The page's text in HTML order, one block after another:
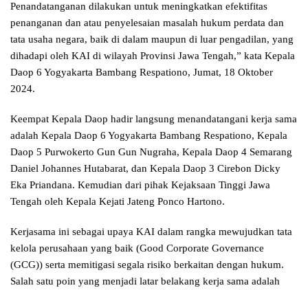
Penandatanganan dilakukan untuk meningkatkan efektifitas
penanganan dan atau penyelesaian masalah hukum perdata dan
tata usaha negara, baik di dalam maupun di luar pengadilan, yang
dihadapi oleh KAI di wilayah Provinsi Jawa Tengah,” kata Kepala
Daop 6 Yogyakarta Bambang Respationo, Jumat, 18 Oktober
2024.
Keempat Kepala Daop hadir langsung menandatangani kerja sama
adalah Kepala Daop 6 Yogyakarta Bambang Respationo, Kepala
Daop 5 Purwokerto Gun Gun Nugraha, Kepala Daop 4 Semarang
Daniel Johannes Hutabarat, dan Kepala Daop 3 Cirebon Dicky
Eka Priandana. Kemudian dari pihak Kejaksaan Tinggi Jawa
Tengah oleh Kepala Kejati Jateng Ponco Hartono.
Kerjasama ini sebagai upaya KAI dalam rangka mewujudkan tata
kelola perusahaan yang baik (Good Corporate Governance
(GCG)) serta memitigasi segala risiko berkaitan dengan hukum.
Salah satu poin yang menjadi latar belakang kerja sama adalah